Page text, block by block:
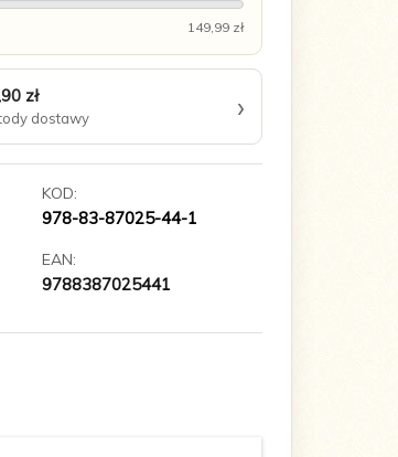
149,99 zł
zł
dostawy ›
KOD:
978-83-87025-44-1
EAN:
9788387025441